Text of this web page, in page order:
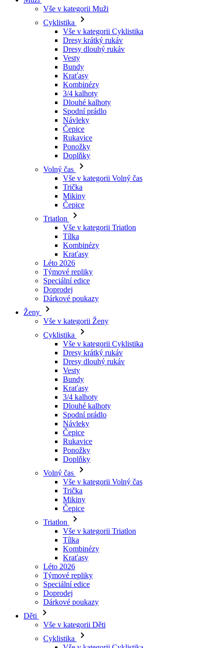
Vše v kategorii Muži
Cyklistika
Vše v kategorii Cyklistika
Dresy krátký rukáv
Dresy dlouhý rukáv
Vesty
Bundy
Kraťasy
Kombinézy
3/4 kalhoty
Dlouhé kalhoty
Spodní prádlo
Návleky
Čepice
Rukavice
Ponožky
Doplňky
Volný čas
Vše v kategorii Volný čas
Trička
Mikiny
Čepice
Triatlon
Vše v kategorii Triatlon
Tílka
Kombinézy
Kraťasy
Léto 2026
Týmové repliky
Speciální edice
Doprodej
Dárkové poukazy
Ženy
Vše v kategorii Ženy
Cyklistika
Vše v kategorii Cyklistika
Dresy krátký rukáv
Dresy dlouhý rukáv
Vesty
Bundy
Kraťasy
3/4 kalhoty
Dlouhé kalhoty
Spodní prádlo
Návleky
Čepice
Rukavice
Ponožky
Doplňky
Volný čas
Vše v kategorii Volný čas
Trička
Mikiny
Čepice
Triatlon
Vše v kategorii Triatlon
Tílka
Kombinézy
Kraťasy
Léto 2026
Týmové repliky
Speciální edice
Doprodej
Dárkové poukazy
Děti
Vše v kategorii Děti
Cyklistika